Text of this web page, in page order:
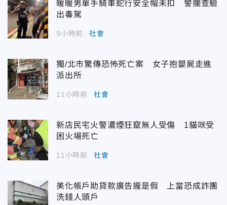
暖暖男單手騎車蛇行安全帽未扣 警攔查驗
出毒駕
9小時前 社會
獨/北市驚傳恐怖死亡案 女子抱嬰屍走進
派出所
11小時前 社會
新店民宅火警濃煙狂竄無人受傷 1貓咪受
困火場死亡
11小時前 社會
美化帳戶助貸款廣告攏是假 上當恐成詐團
洗錢人頭戶